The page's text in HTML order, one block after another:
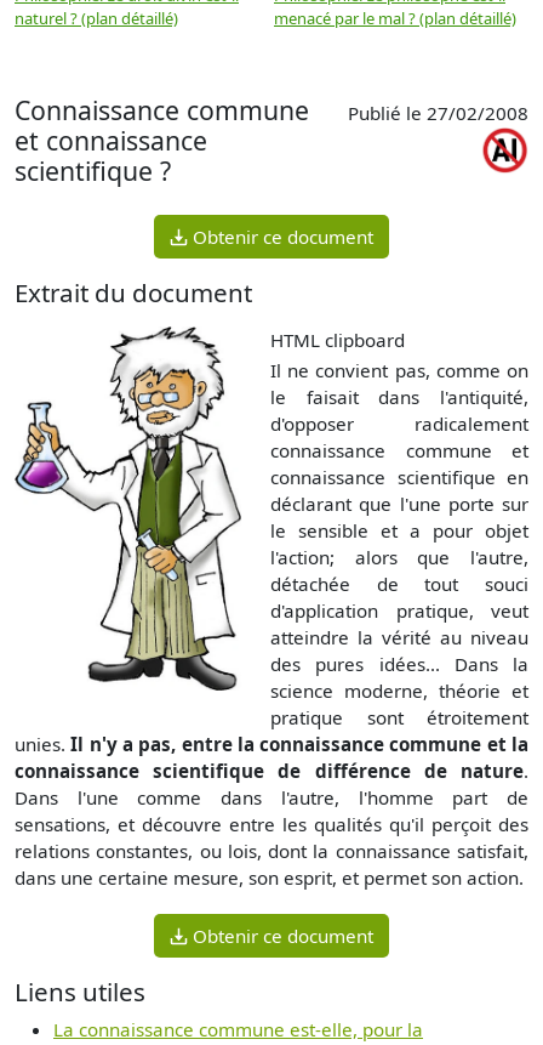
naturel ? (plan détaillé)
menacé par le mal ? (plan détaillé)
Connaissance commune
et connaissance
scientifique ?
Publié le 27/02/2008
Obtenir ce document
Extrait du document
HTML clipboard
Il ne convient pas, comme on
le faisait dans l'antiquité,
d'opposer radicalement
connaissance commune et
connaissance scientifique en
déclarant que l'une porte sur
le sensible et a pour objet
l'action; alors que l'autre,
détachée de tout souci
d'application pratique, veut
atteindre la vérité au niveau
des pures idées... Dans la
science moderne, théorie et
pratique sont étroitement
unies.Il n'y a pas, entre la connaissance commune et la
connaissance scientifique de différence de nature.
Dans l'une comme dans l'autre, l'homme part de
sensations, et découvre entre les qualités qu'il perçoit des
relations constantes, ou lois, dont la connaissance satisfait,
dans une certaine mesure, son esprit, et permet son action.
Obtenir ce document
Liens utiles
La connaissance commune est-elle, pour la